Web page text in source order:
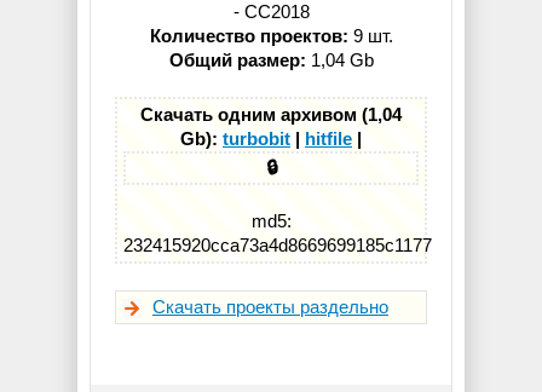
- СС2018
Количество проектов: 9 шт.
Общий размер: 1,04 Gb
Скачать одним архивом (1,04
Gb): turbobit | hitfile |
🔒
md5:
232415920cca73a4d8669699185c1177
Скачать проекты раздельно